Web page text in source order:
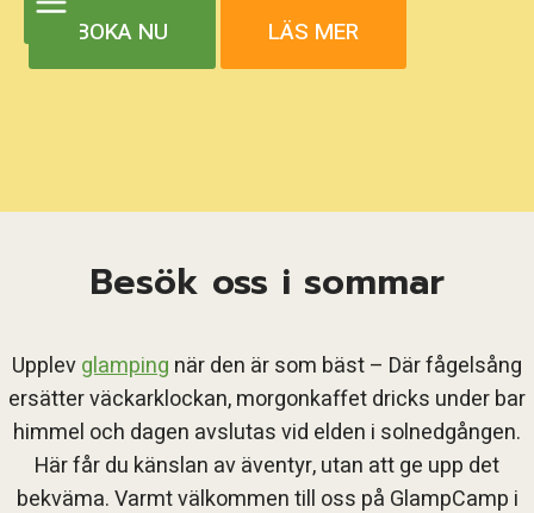
BOKA NU LÄS MER
Besök oss i sommar
Upplevglamping när den är som bäst – Där fågelsång
ersätter väckarklockan, morgonkaffet dricks under bar
himmel och dagen avslutas vid elden i solnedgången.
Här får du känslan av äventyr, utan att ge upp det
bekväma. Varmt välkommen till oss på GlampCamp i